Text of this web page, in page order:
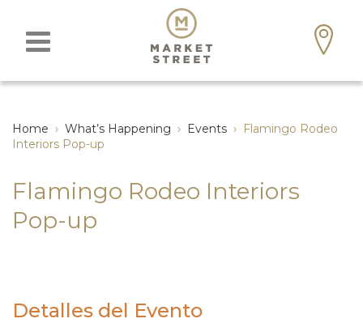
Home › What’s Happening › Events › Flamingo Rodeo
Interiors Pop-up
Flamingo Rodeo Interiors
Pop-up
Detalles del Evento